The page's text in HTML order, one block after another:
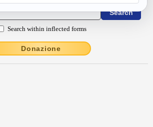
Search within inflected forms
Donazione